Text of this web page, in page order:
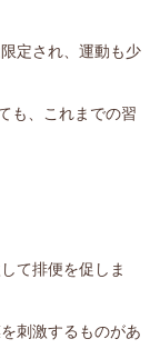
定され、運動も少
も、これまでの習
て排便を促しま
刺激するものがあ